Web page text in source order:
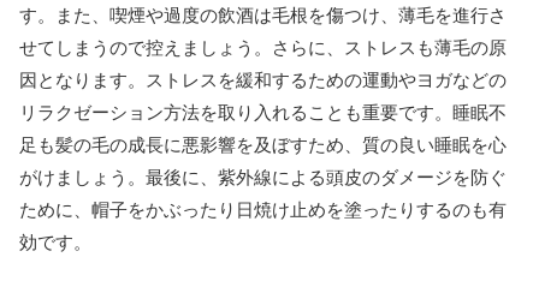
す。また、喫煙や過度の飲酒は毛根を傷つけ、薄毛を進行さ
せてしまうので控えましょう。さらに、ストレスも薄毛の原
因となります。ストレスを緩和するための運動やヨガなどの
リラクゼーション方法を取り入れることも重要です。睡眠不
足も髪の毛の成長に悪影響を及ぼすため、質の良い睡眠を心
がけましょう。最後に、紫外線による頭皮のダメージを防ぐ
ために、帽子をかぶったり日焼け止めを塗ったりするのも有
効です。